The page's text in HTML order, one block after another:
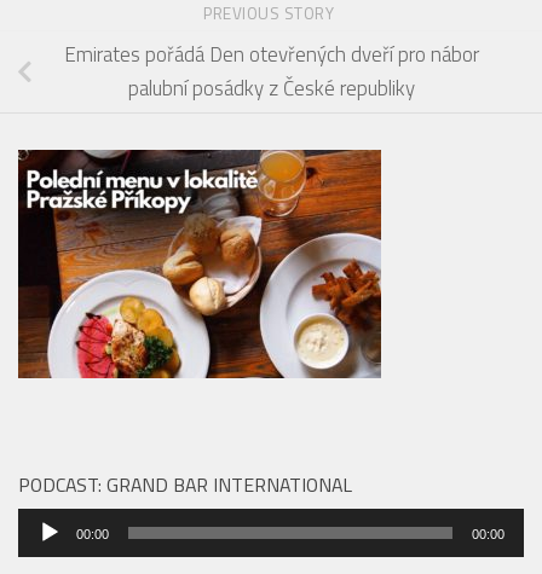
PREVIOUS STORY
Emirates pořádá Den otevřených dveří pro nábor
palubní posádky z České republiky
PODCAST: GRAND BAR INTERNATIONAL
Audio
přehrávač
00:00 00:00